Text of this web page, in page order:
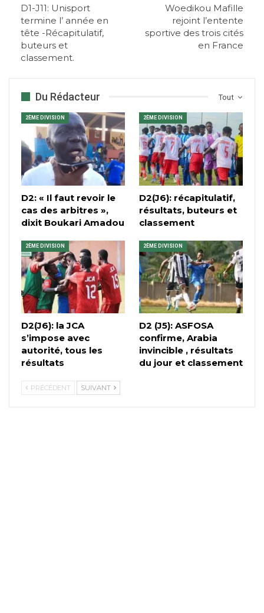
D1-J11: Unisport
termine l’ année en
tête -Récapitulatif,
buteurs et
classement.
Woedikou Mafille
rejoint l’entente
sportive des trois cités
en France
Tout
Du Rédacteur
2ÈME DIVISION
D2: « Il faut revoir le
cas des arbitres »,
dixit Boukari Amadou
2ÈME DIVISION
D2(J6): récapitulatif,
résultats, buteurs et
classement
2ÈME DIVISION
D2(J6): la JCA
s’impose avec
autorité, tous les
résultats
2ÈME DIVISION
D2 (J5): ASFOSA
confirme, Arabia
invincible , résultats
du jour et classement
PRÉCÉDENT SUIVANT